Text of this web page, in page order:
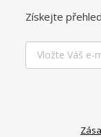
Získejte